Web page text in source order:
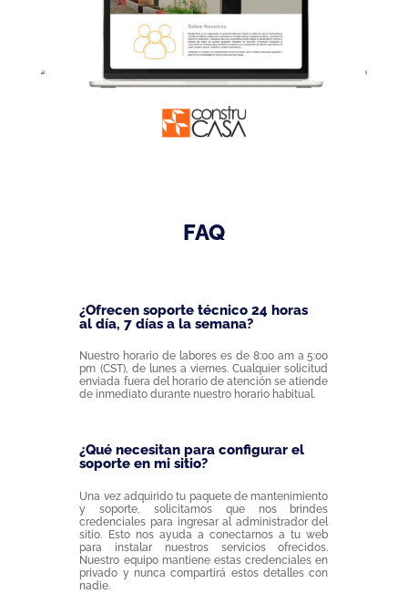
FAQ
¿Ofrecen soporte técnico 24 horas
al día, 7 días a la semana?
Nuestro horario de labores es de 8:00 am a 5:00
pm (CST), de lunes a viernes. Cualquier solicitud
enviada fuera del horario de atención se atiende
de inmediato durante nuestro horario habitual.
¿Qué necesitan para configurar el
soporte en mi sitio?
Una vez adquirido tu paquete de mantenimiento
y soporte, solicitamos que nos brindes
credenciales para ingresar al administrador del
sitio. Esto nos ayuda a conectarnos a tu web
para instalar nuestros servicios ofrecidos.
Nuestro equipo mantiene estas credenciales en
privado y nunca compartirá estos detalles con
nadie.